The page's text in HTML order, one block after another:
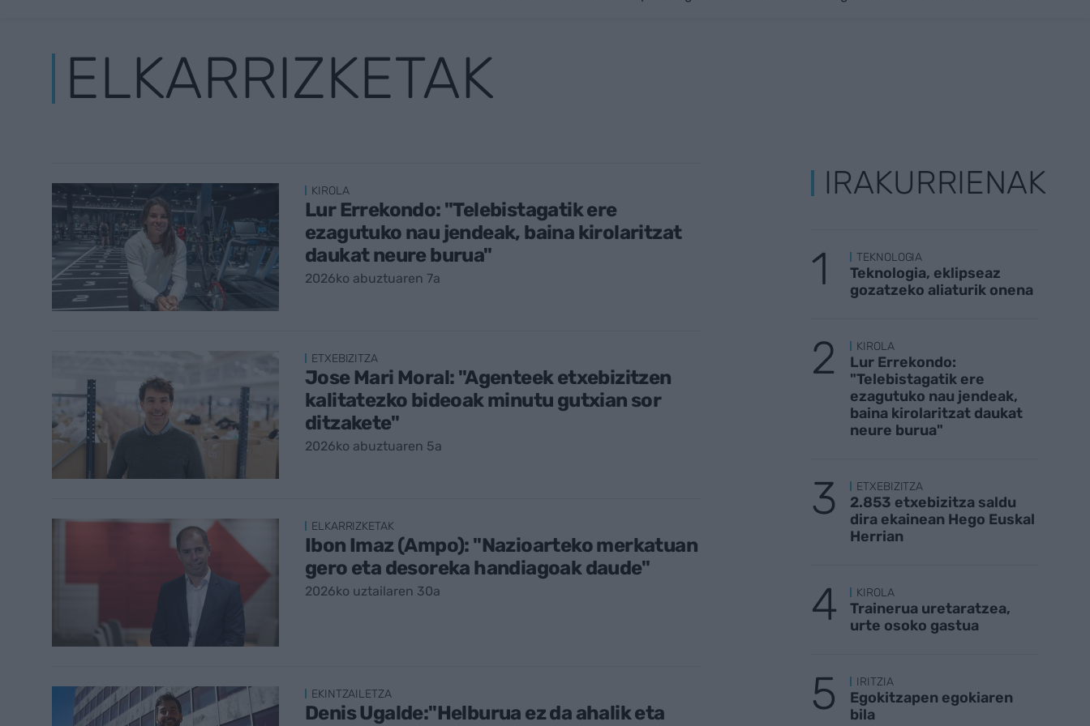
ELKARRIZKETAK
KIROLA
Lur Errekondo: "Telebistagatik ere
ezagutuko nau jendeak, baina kirolaritzat
daukat neure burua"
2026ko abuztuaren 7a
ETXEBIZITZA
Jose Mari Moral: "Agenteek etxebizitzen
kalitatezko bideoak minutu gutxian sor
ditzakete"
2026ko abuztuaren 5a
ELKARRIZKETAK
Ibon Imaz (Ampo): "Nazioarteko merkatuan
gero eta desoreka handiagoak daude"
2026ko uztailaren 30a
EKINTZAILETZA
Denis Ugalde:"Helburua ez da ahalik eta
IRAKURRIENAK
TEKNOLOGIA
Teknologia, eklipseaz
gozatzeko aliaturik onena
KIROLA
Lur Errekondo:
"Telebistagatik ere
ezagutuko nau jendeak,
baina kirolaritzat daukat
neure burua"
ETXEBIZITZA
2.853 etxebizitza saldu
dira ekainean Hego Euskal
Herrian
KIROLA
Trainerua uretaratzea,
urte osoko gastua
IRITZIA
Egokitzapen egokiaren
bila